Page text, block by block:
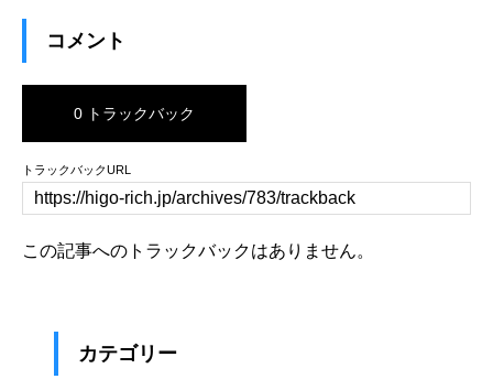
コメント
0 トラックバック
トラックバックURL
この記事へのトラックバックはありません。
カテゴリー